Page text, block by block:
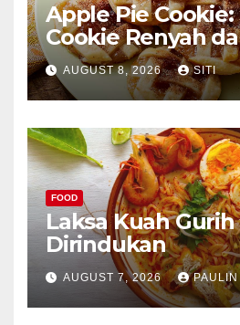
Apple Pie
Cookie Renyah
AUGUST 8, 2026 SITI
FOOD
Laksa Kuah
Dirindukan
AUGUST 7, 2026 PAULIN